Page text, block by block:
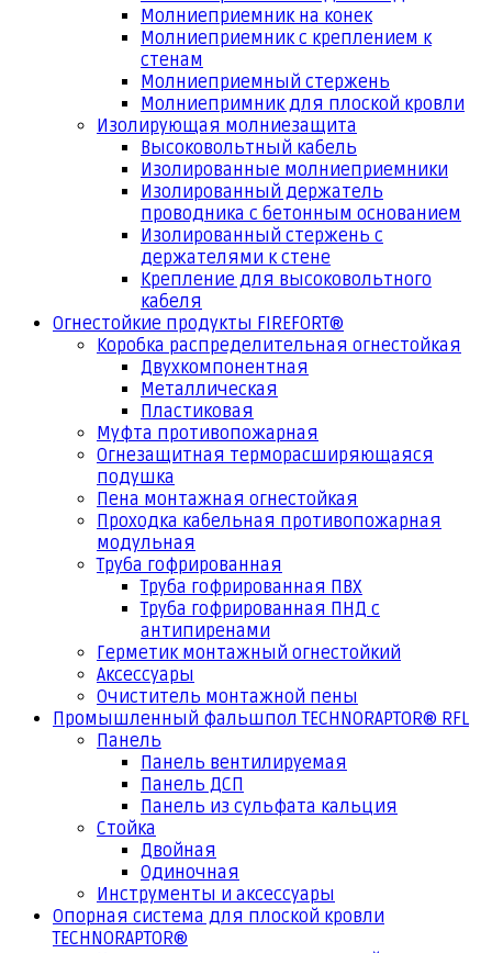
Молниеприемник на конек
Молниеприемник с креплением к
стенам
Молниеприемный стержень
Молниепримник для плоской кровли
Изолирующая молниезащита
Высоковольтный кабель
Изолированные молниеприемники
Изолированный держатель
проводника с бетонным основанием
Изолированный стержень с
держателями к стене
Крепление для высоковольтного
кабеля
Огнестойкие продукты FIREFORT®
Коробка распределительная огнестойкая
Двухкомпонентная
Металлическая
Пластиковая
Муфта противопожарная
Огнезащитная терморасширяющаяся
подушка
Пена монтажная огнестойкая
Проходка кабельная противопожарная
модульная
Труба гофрированная
Труба гофрированная ПВХ
Труба гофрированная ПНД с
антипиренами
Герметик монтажный огнестойкий
Аксессуары
Очиститель монтажной пены
Промышленный фальшпол TECHNORAPTOR® RFL
Панель
Панель вентилируемая
Панель ДСП
Панель из сульфата кальция
Стойка
Двойная
Одиночная
Инструменты и аксессуары
Опорная система для плоской кровли
TECHNORAPTOR®